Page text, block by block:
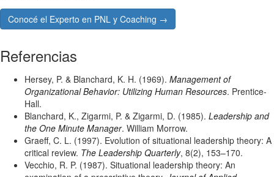
Conocé el Experto en PNL y Coaching →
Referencias
Hersey, P. & Blanchard, K. H. (1969). Management of
Organizational Behavior: Utilizing Human Resources. Prentice-
Hall.
Blanchard, K., Zigarmi, P. & Zigarmi, D. (1985). Leadership and
the One Minute Manager. William Morrow.
Graeff, C. L. (1997). Evolution of situational leadership theory: A
critical review. The Leadership Quarterly, 8(2), 153–170.
Vecchio, R. P. (1987). Situational leadership theory: An